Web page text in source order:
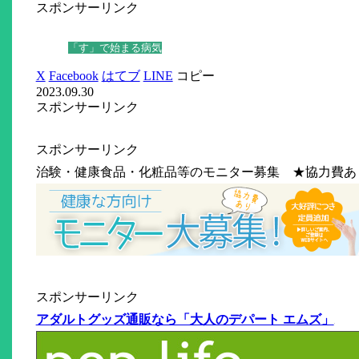
スポンサーリンク
「す」で始まる病気
X Facebook はてブ LINE コピー
2023.09.30
スポンサーリンク
スポンサーリンク
治験・健康食品・化粧品等のモニター募集 ★協力費あ
スポンサーリンク
アダルトグッズ通販なら「大人のデパート エムズ」